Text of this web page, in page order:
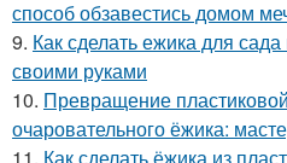
способ обзавестись домом
9. Как сделать ежика для
своими руками
10. Превращение
очаровательного ёжика:
11. Как сделать ёжика из